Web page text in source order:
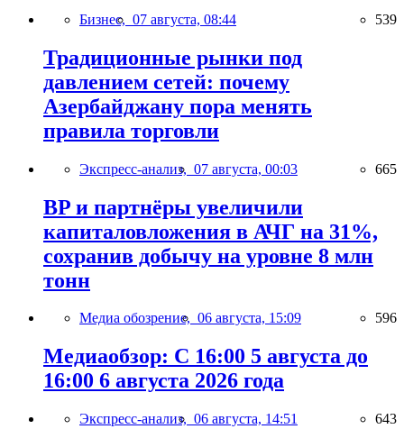
Бизнес, 07 августа, 08:44 539
Традиционные рынки под
давлением сетей: почему
Азербайджану пора менять
правила торговли
Экспресс-анализ, 07 августа, 00:03 665
BP и партнёры увеличили
капиталовложения в АЧГ на 31%,
сохранив добычу на уровне 8 млн
тонн
Медиа обозрение, 06 августа, 15:09 596
Медиаобзор: С 16:00 5 августа до
16:00 6 августа 2026 года
Экспресс-анализ, 06 августа, 14:51 643